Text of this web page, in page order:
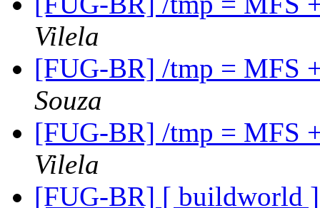
Vilela
[FUG-BR] /tmp = MFS
Souza
[FUG-BR] /tmp = MFS
Vilela
[FUG-BR] [ buildworld